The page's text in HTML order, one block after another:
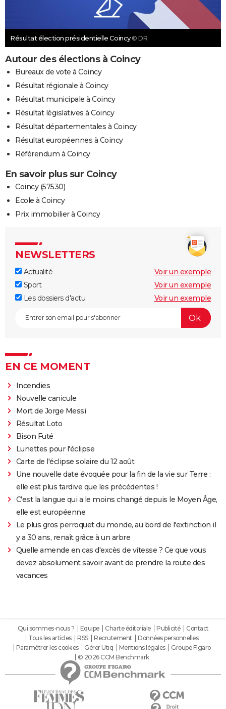
Résultat élection présidentielle Coincy © DR
Autour des élections à Coincy
Bureaux de vote à Coincy
Résultat régionale à Coincy
Résultat municipale à Coincy
Résultat législatives à Coincy
Résultat départementales à Coincy
Résultat européennes à Coincy
Référendum à Coincy
En savoir plus sur Coincy
Coincy (57530)
Ecole à Coincy
Prix immobilier à Coincy
NEWSLETTERS
Actualité
Voir un exemple
Sport
Voir un exemple
Les dossiers d'actu
Voir un exemple
EN CE MOMENT
Incendies
Nouvelle canicule
Mort de Jorge Messi
Résultat Loto
Bison Futé
Lunettes pour l'éclipse
Carte de l'éclipse solaire du 12 août
Une nouvelle date évoquée pour la fin de la vie sur Terre :
elle est plus tardive que les précédentes !
C'est la langue qui a le moins changé depuis le Moyen Âge,
elle est européenne
Le plus gros perroquet du monde, au bord de l'extinction il
y a 30 ans, renaît grâce à un arbre
Quelle amende en cas d'excès de vitesse ? Ce que vous
devez absolument savoir avant de prendre la route des
vacances
Qui sommes-nous ? Equipe Charte éditoriale Publicité
Contact
Tous les articles
RSS Recrutement
Données personnelles
Paramétrer les cookies
Gérer Utiq Mentions légales
Groupe Figaro
© 2026 CCM Benchmark